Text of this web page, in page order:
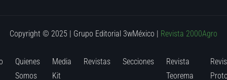
Copyright © 2025 | Grupo Editorial 3wMéxico Revista 2000Agro
Quienes
Somos
Media
Kit
Revistas Secciones
Revista
Teorema